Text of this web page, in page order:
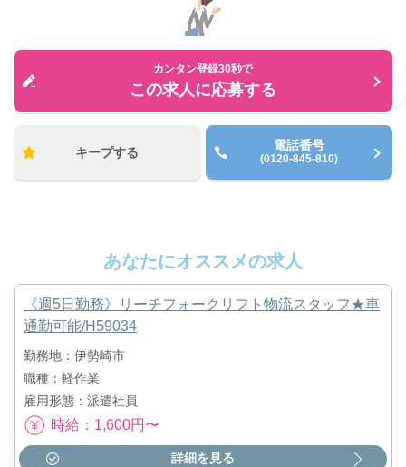
カンタン登録30秒で
この求人に応募する
キープする 電話番号
(0120-845-810)
あなたにオススメの求人
《週5日勤務》リーチフォークリフト物流スタッフ★車
通勤可能/H59034
勤務地：伊勢崎市
職種：軽作業
雇用形態：派遣社員
時給：1,600円〜
詳細を見る